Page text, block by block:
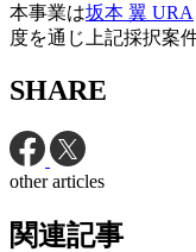
本事業は坂本 翼 URA
度を通じ上記採択案
SHARE
other articles
関連記事